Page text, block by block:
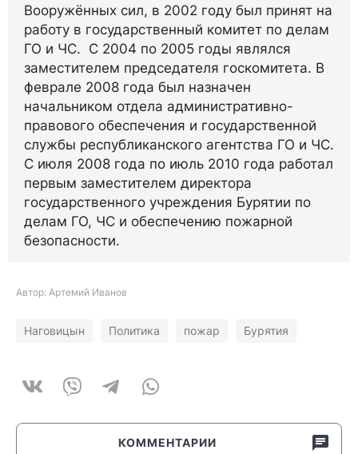
Вооружённых сил, в 2002 году был принят на
работу в государственный комитет по делам
ГО и ЧС. С 2004 по 2005 годы являлся
заместителем председателя госкомитета. В
феврале 2008 года был назначен
начальником отдела административно-
правового обеспечения и государственной
службы республиканского агентства ГО и ЧС.
С июля 2008 года по июль 2010 года работал
первым заместителем директора
государственного учреждения Бурятии по
делам ГО, ЧС и обеспечению пожарной
безопасности.
Автор: Артемий Иванов
Наговицын Политика пожар Бурятия
КОММЕНТАРИИ